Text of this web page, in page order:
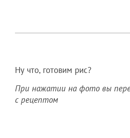
Ну что, готовим рис?
При нажатии на фото вы
с рецептом